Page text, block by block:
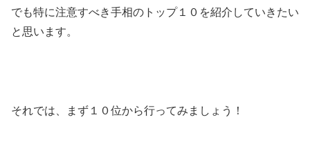
でも特に注意すべき手相のトップ１０を紹介していきたい
と思います。
それでは、まず１０位から行ってみましょう！